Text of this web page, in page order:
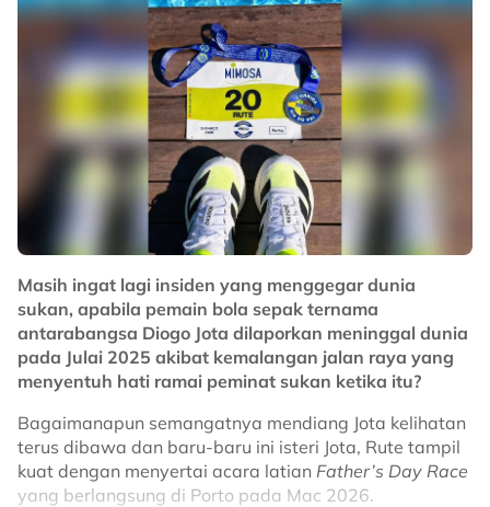
Masih ingat lagi insiden yang menggegar dunia
sukan, apabila pemain bola sepak ternama
antarabangsa Diogo Jota dilaporkan meninggal dunia
pada Julai 2025 akibat kemalangan jalan raya yang
menyentuh hati ramai peminat sukan ketika itu?
Bagaimanapun semangatnya mendiang Jota kelihatan
terus dibawa dan baru-baru ini isteri Jota, Rute tampil
kuat dengan menyertai acara latian Father’s Day Race
yang berlangsung di Porto pada Mac 2026.